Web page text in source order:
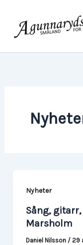
innehåll
Nyheter
Sång,
Marsholm
Daniel Nilsson / 29